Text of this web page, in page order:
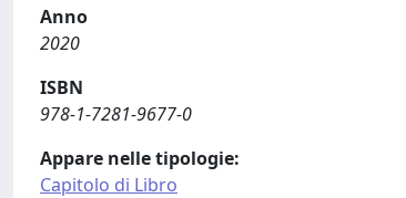
Anno
2020
ISBN
978-1-7281-9677-0
Appare nelle tipologie:
Capitolo di Libro